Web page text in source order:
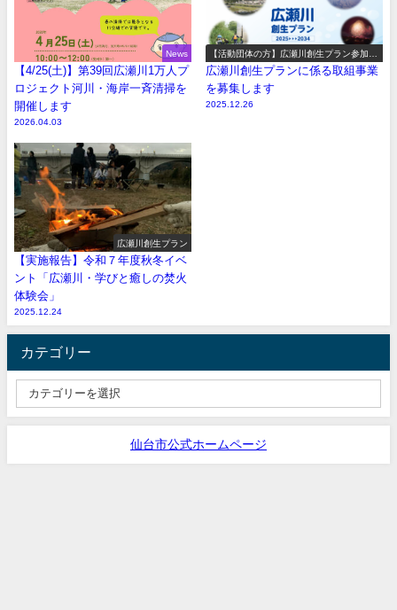
News
【4/25(土)】第39回広瀬川1万人プ
ロジェクト河川・海岸一斉清掃を
開催します
2026.04.03
【活動団体の方】広瀬川創生プラン参加事
業の募集
広瀬川創生プランに係る取組事業
を募集します
2025.12.26
広瀬川創生プラン
【実施報告】令和７年度秋冬イベ
ント「広瀬川・学びと癒しの焚火
体験会」
2025.12.24
カテゴリー
仙台市公式ホームページ